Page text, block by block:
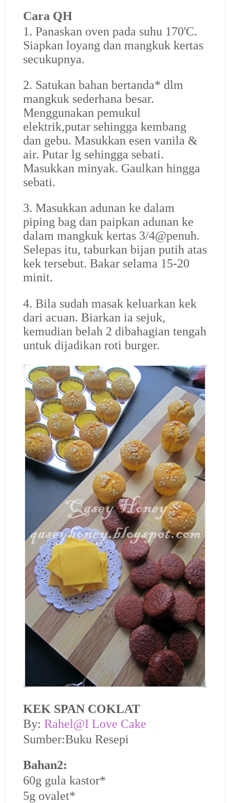
Cara QH
1. Panaskan oven pada suhu 170'C.
Siapkan loyang dan mangkuk kertas
secukupnya.
2. Satukan bahan bertanda* dlm
mangkuk sederhana besar.
Menggunakan pemukul
elektrik,putar sehingga kembang
dan gebu. Masukkan esen vanila &
air. Putar lg sehingga sebati.
Masukkan minyak. Gaulkan hingga
sebati.
3. Masukkan adunan ke dalam
piping bag dan paipkan adunan ke
dalam mangkuk kertas 3/4@penuh.
Selepas itu, taburkan bijan putih atas
kek tersebut. Bakar selama 15-20
minit.
4. Bila sudah masak keluarkan kek
dari acuan. Biarkan ia sejuk,
kemudian belah 2 dibahagian tengah
untuk dijadikan roti burger.
KEK SPAN COKLAT
By: Rahel@I Love Cake
Sumber:Buku Resepi
Bahan2:
60g gula kastor*
5g ovalet*